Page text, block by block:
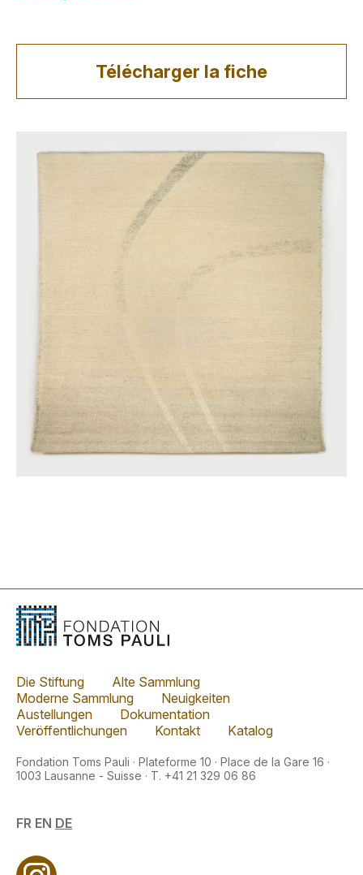
Télécharger la fiche
Die Stiftung
Alte Sammlung
Moderne Sammlung
Neuigkeiten
Austellungen
Dokumentation
Veröffentlichungen
Kontakt Katalog
Fondation Toms Pauli · Plateforme 10 · Place de la Gare 16 ·
1003 Lausanne - Suisse · T. +41 21 329 06 86
FR EN DE